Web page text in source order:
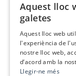
Aquest lloc
galetes
Aquest lloc web
l'experiència de
nostre lloc web,
d’acord amb la
Llegir-ne més